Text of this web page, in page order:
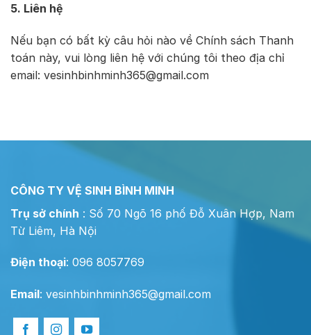
5. Liên hệ
Nếu bạn có bất kỳ câu hỏi nào về Chính sách Thanh
toán này, vui lòng liên hệ với chúng tôi theo địa chỉ
email: vesinhbinhminh365@gmail.com
CÔNG TY VỆ SINH BÌNH MINH
Trụ sở chính : Số 70 Ngõ 16 phố Đỗ Xuân Hợp, Nam
Từ Liêm, Hà Nội
Điện thoại: 096 8057769
Email: vesinhbinhminh365@gmail.com